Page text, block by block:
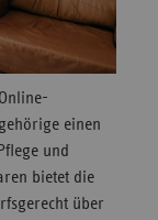
einen
und
bietet die
über